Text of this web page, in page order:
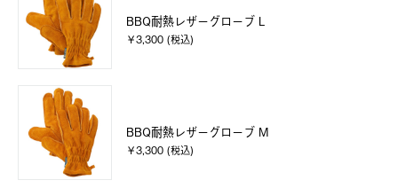
BBQ耐熱レザーグローブ L
￥3,300 (税込)
BBQ耐熱レザーグローブ M
￥3,300 (税込)